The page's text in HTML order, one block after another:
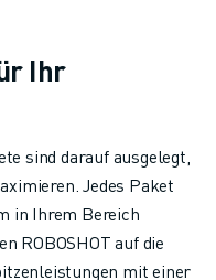
Ihr
sind darauf ausgelegt,
Jedes Paket
in Ihrem Bereich
ROBOSHOT auf die
mit einer